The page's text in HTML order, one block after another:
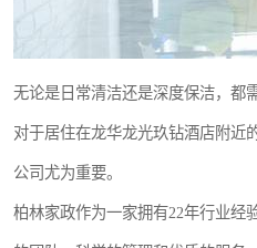
无论是日常清洁还是深度保洁，都
对于居住在龙华龙光玖钻酒店附近
公司尤为重要。
柏林家政作为一家拥有22年行业经